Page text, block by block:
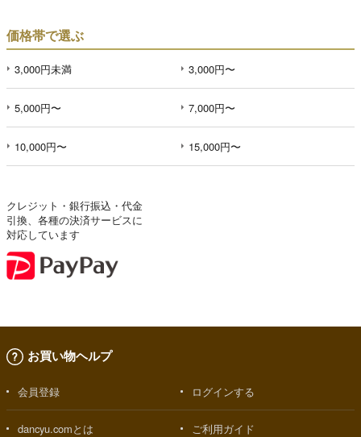
価格帯で選ぶ
3,000円未満 3,000円〜
5,000円〜 7,000円〜
10,000円〜 15,000円〜
クレジット・銀行振込・代金
引換、各種の決済サービスに
対応しています
お買い物ヘルプ
会員登録 ログインする
dancyu.comとは ご利用ガイド